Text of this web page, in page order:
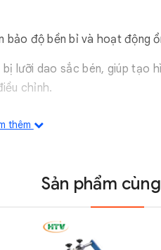
độ bền bỉ và hoạt động
lưỡi dao sắc bén, giúp tạo
chỉnh.
các linh kiện điện tử
thêm
Sản phẩm